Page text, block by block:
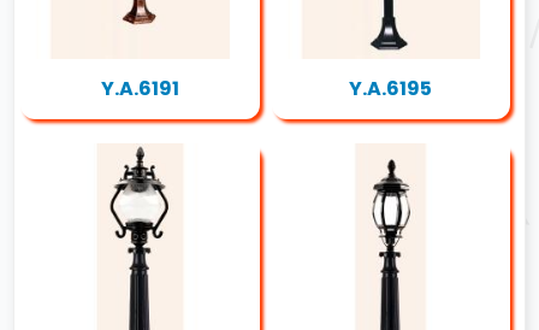
Y.A.6191 Y.A.6195